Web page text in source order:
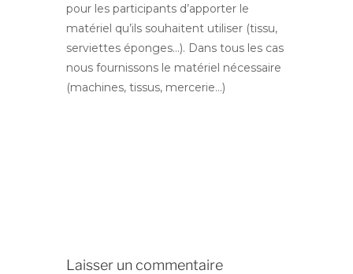
pour les participants d’apporter le
matériel qu’ils souhaitent utiliser (tissu,
serviettes éponges…). Dans tous les cas
nous fournissons le matériel nécessaire
(machines, tissus, mercerie…)
Laisser un commentaire